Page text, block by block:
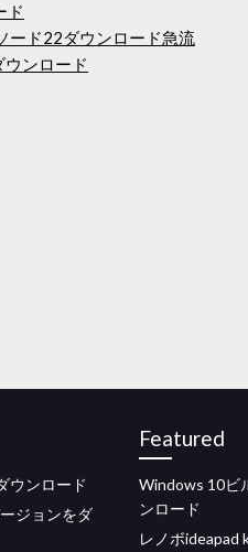
ド
ード22ダウンロード急流
ンロード
ウンロード
ジョンをダ
Featured
Windows 10ビ
ンロード
レノボideapad